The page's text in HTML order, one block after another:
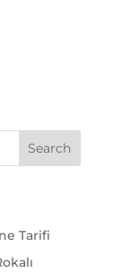
Search
Tarifi